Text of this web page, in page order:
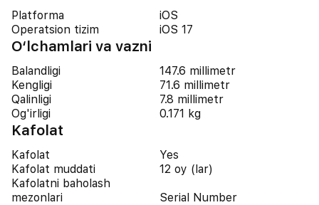
Platforma
iOS
Operatsion tizim
iOS 17
O‘lchamlari va vazni
Balandligi
147.6 millimetr
Kengligi
71.6 millimetr
Qalinligi
7.8 millimetr
Og'irligi
0.171 kg
Kafolat
Kafolat
Yes
Kafolat muddati
12 oy (lar)
Kafolatni baholash
mezonlari
Serial Number